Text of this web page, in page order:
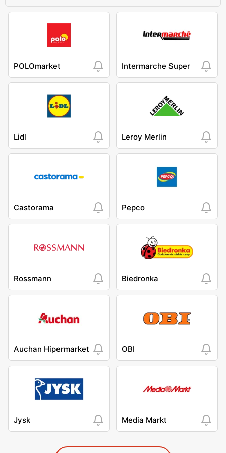
POLOmarket Intermarche Super
Lidl Leroy Merlin
Castorama Pepco
Rossmann Biedronka
Auchan Hipermarket OBI
Jysk Media Markt